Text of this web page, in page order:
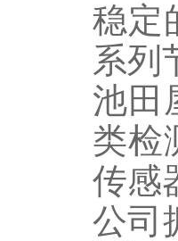
稳定
系列
池田
类检
传感
公司